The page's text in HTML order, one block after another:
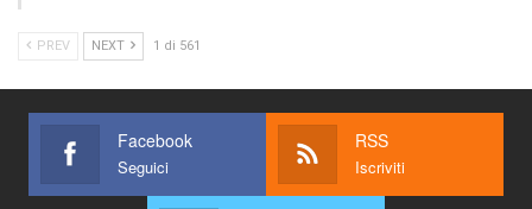
PREV NEXT 1 di 561
Facebook
Seguici
RSS
Iscriviti